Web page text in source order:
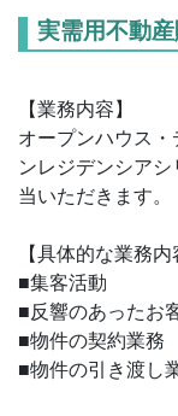
実需用不動
【業務内容】
オープンハウス
ンレジデンシア
当いただきます。
【具体的な業務内
■集客活動
■反響のあったお
■物件の契約業務
■物件の引き渡し